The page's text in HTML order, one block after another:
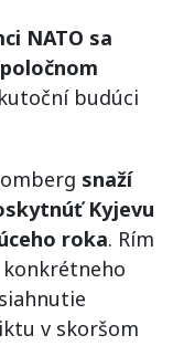
NATO sa
budúci
snaží
Kyjevu
roka. Rím
v skoršom